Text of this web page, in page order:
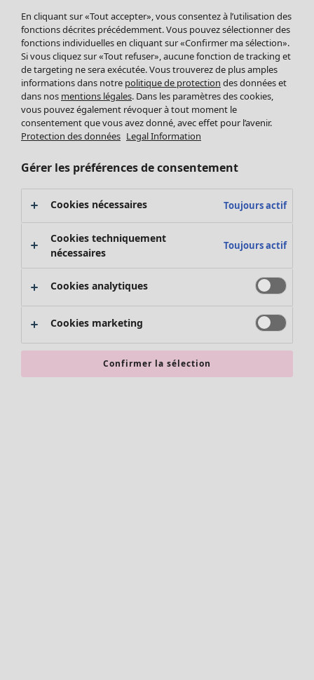
Leggings et collants
Accessoires
Chaussures
Vêtements de bain
Basics
Soldes Mobilier
Bonnes affaires déco
Décoration
Textiles
Tapis
Éponge
Promos SOLDES
Les promos de Gudrun Sjödén
Nouvel arrivage
Bonnes affaires en soldes - jusqu'à -70
En cliquant sur «Tout accepter», vous consentez à l’utilisation des
fonctions décrites précédemment. Vous pouvez sélectionner des
fonctions individuelles en cliquant sur «Confirmer ma sélection».
Si vous cliquez sur «Tout refuser», aucune fonction de tracking et
de targeting ne sera exécutée. Vous trouverez de plus amples
informations dans notre politique de protection des données et
dans nos mentions légales. Dans les paramètres des cookies,
vous pouvez également révoquer à tout moment le
consentement que vous avez donné, avec effet pour l’avenir.
Protection des données Legal Information
Gérer les préférences de consentement
Cookies nécessaires Toujours actif
Cookies techniquement
nécessaires
Toujours actif
Cookies analytiques
Cookies marketing
Confirmer la sélection